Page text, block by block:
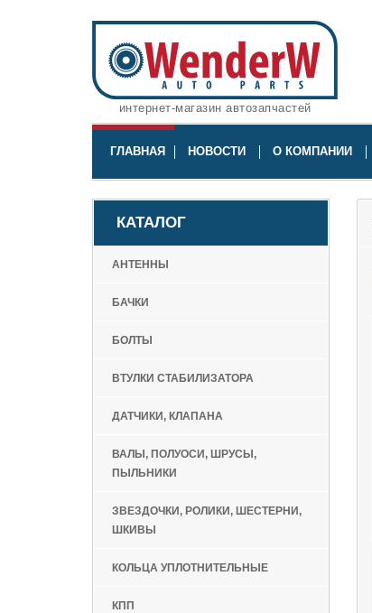
интернет-магазин автозапчастей
ГЛАВНАЯ НОВОСТИ О КОМПАНИИ
КАТАЛОГ
АНТЕННЫ
БАЧКИ
БОЛТЫ
ВТУЛКИ СТАБИЛИЗАТОРА
ДАТЧИКИ, КЛАПАНА
ВАЛЫ, ПОЛУОСИ, ШРУСЫ,
ПЫЛЬНИКИ
ЗВЕЗДОЧКИ, РОЛИКИ, ШЕСТЕРНИ,
ШКИВЫ
КОЛЬЦА УПЛОТНИТЕЛЬНЫЕ
КПП